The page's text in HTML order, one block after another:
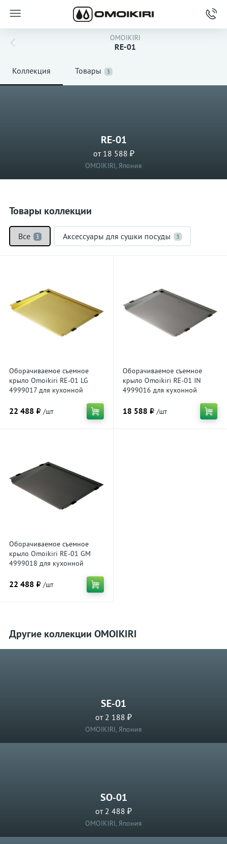
OMOIKIRI
RE-01
Коллекция Товары 3
RE-01
от 18 588 ₽
OMOIKIRI, Япония
Товары коллекции
Все 3 Аксессуары для сушки посуды 3
Оборачиваемое съемное
крыло Omoikiri RE-01 LG
4999017 для кухонной
22 488 ₽ /шт
Оборачиваемое съемное
крыло Omoikiri RE-01 IN
4999016 для кухонной
18 588 ₽ /шт
Оборачиваемое съемное
крыло Omoikiri RE-01 GM
4999018 для кухонной
22 488 ₽ /шт
Другие коллекции OMOIKIRI
SE-01
от 2 188 ₽
OMOIKIRI, Япония
SO-01
от 2 488 ₽
OMOIKIRI, Япония